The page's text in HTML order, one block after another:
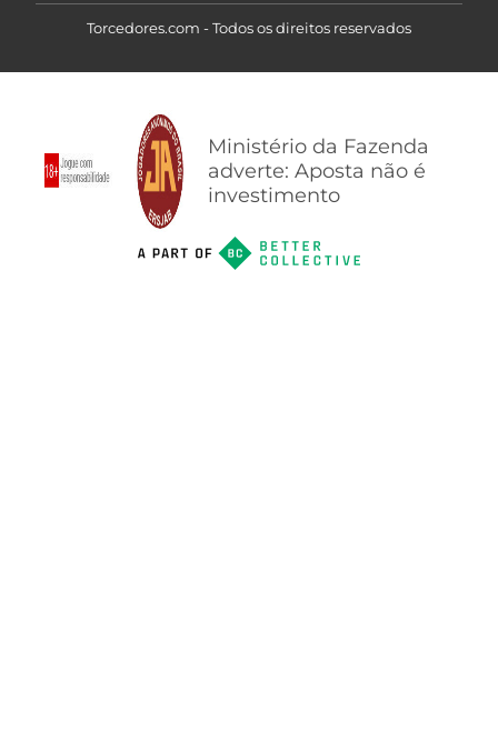
Torcedores.com - Todos os direitos reservados
Ministério da Fazenda
adverte: Aposta não é
investimento